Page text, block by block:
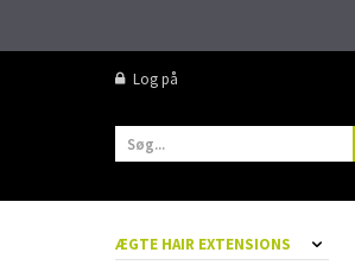
Log på
ÆGTE HAIR EXTENSIONS